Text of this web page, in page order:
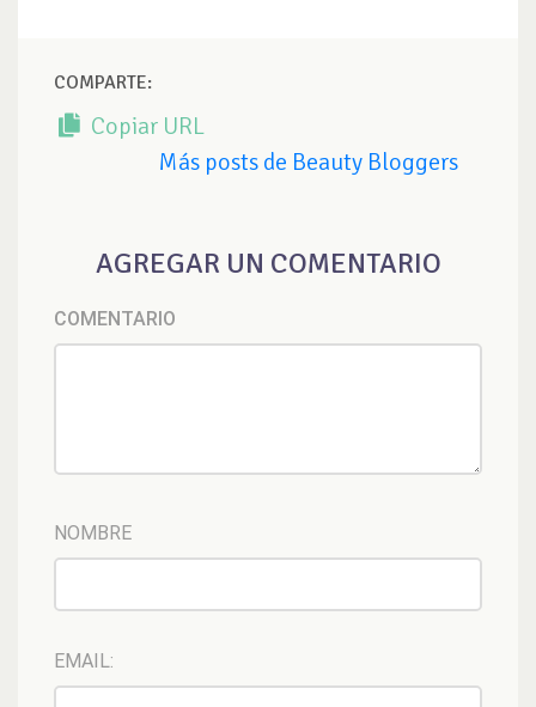
COMPARTE:
Copiar URL
Más posts de Beauty Bloggers
AGREGAR UN COMENTARIO
COMENTARIO
NOMBRE
EMAIL: